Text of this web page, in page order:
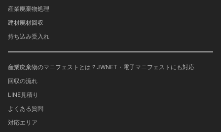
産業廃棄物処理
建材廃材回収
持ち込み受入れ
産業廃棄物のマニフェストとは？JWNET・電子マニフェストにも対応
回収の流れ
LINE見積り
よくある質問
対応エリア